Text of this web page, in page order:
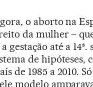
o aborto na
da mulher –
até a 14ª.
de hipóteses,
de 1985 a 2010.
modelo